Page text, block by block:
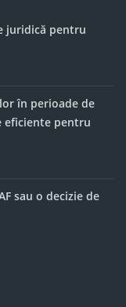
juridică pentru
în perioade de
eficiente pentru
sau o decizie de